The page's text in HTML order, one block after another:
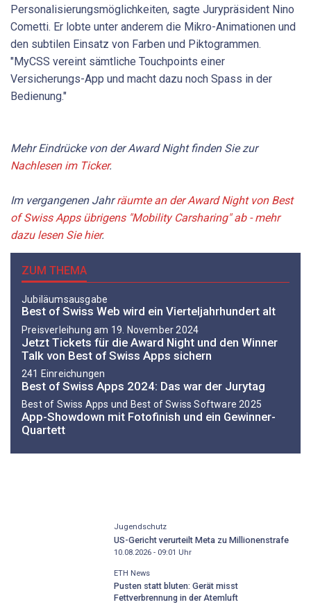
Personalisierungsmöglichkeiten, sagte Jurypräsident Nino
Cometti. Er lobte unter anderem die Mikro-Animationen und
den subtilen Einsatz von Farben und Piktogrammen.
"MyCSS vereint sämtliche Touchpoints einer
Versicherungs-App und macht dazu noch Spass in der
Bedienung."
Mehr Eindrücke von der Award Night finden Sie zur
Nachlesen im Ticker.
Im vergangenen Jahrräumte an der Award Night von Best
of Swiss Apps übrigens "Mobility Carsharing" ab - mehr
dazu lesen Sie hier.
ZUM THEMA
Jubiläumsausgabe
Best of Swiss Web wird ein Vierteljahrhundert alt
Preisverleihung am 19. November 2024
Jetzt Tickets für die Award Night und den Winner
Talk von Best of Swiss Apps sichern
241 Einreichungen
Best of Swiss Apps 2024: Das war der Jurytag
Best of Swiss Apps und Best of Swiss Software 2025
App-Showdown mit Fotofinish und ein Gewinner-
Quartett
Jugendschutz
US-Gericht verurteilt Meta zu Millionenstrafe
10.08.2026 - 09:01 Uhr
ETH News
Pusten statt bluten: Gerät misst
Fettverbrennung in der Atemluft